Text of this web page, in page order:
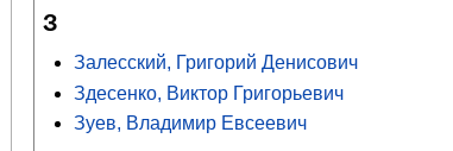
З
Залесский, Григорий Денисович
Здесенко, Виктор Григорьевич
Зуев, Владимир Евсеевич